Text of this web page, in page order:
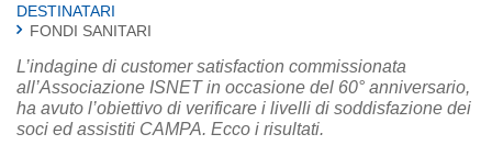
DESTINATARI
FONDI SANITARI
L’indagine di customer satisfaction commissionata
all’Associazione ISNET in occasione del 60° anniversario,
ha avuto l’obiettivo di verificare i livelli di soddisfazione dei
soci ed assistiti CAMPA. Ecco i risultati.